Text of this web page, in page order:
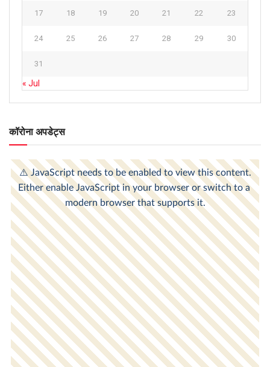
17 18 19 20 21 22 23
24 25 26 27 28 29 30
31
« Jul
कॉरोना अपडेट्स